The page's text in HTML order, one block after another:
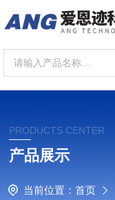
PRODUCTS CENTER
产品展示
当前位置： 首页